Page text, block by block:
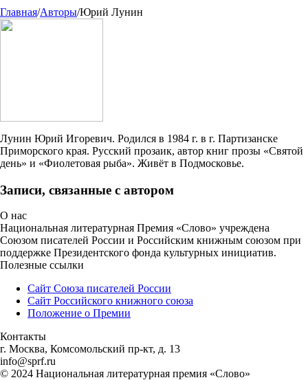
Главная/Авторы/Юрий Лунин
Лунин Юрий Игоревич. Родился в 1984 г. в г. Партизанске
Приморского края. Русский прозаик, автор книг прозы «Святой
день» и «Фиолетовая рыба». Живёт в Подмосковье.
Записи, связанные с автором
О нас
Национальная литературная Премия «Слово» учреждена
Союзом писателей России и Российским книжным союзом при
поддержке Президентского фонда культурных инициатив.
Полезные ссылки
Сайт Союза писателей России
Сайт Российского книжного союза
Положение о Премии
Контакты
г. Москва, Комсомольский пр-кт, д. 13
info@sprf.ru
© 2024 Национальная литературная премия «Слово»